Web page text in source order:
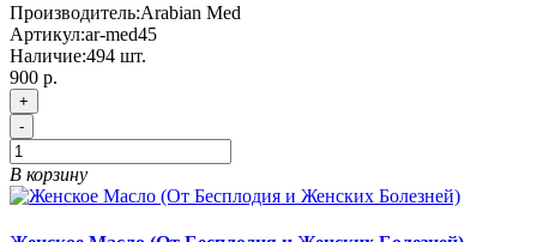
Производитель:Arabian Med
Артикул:ar-med45
Наличие:494 шт.
900 р.
+
-
В корзину